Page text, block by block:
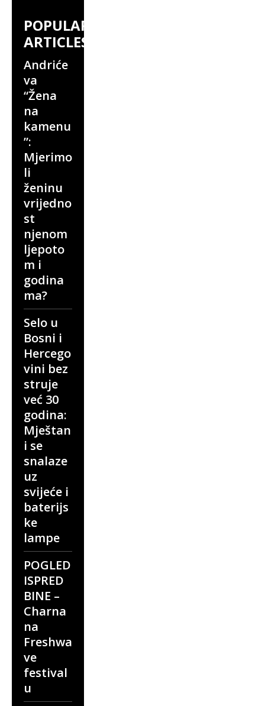
POPULAR
ARTICLES
Andriće
va
“Žena
na
kamenu
”:
Mjerimo
li
ženinu
vrijedno
st
njenom
ljepoto
m i
godina
ma?
Selo u
Bosni i
Hercego
vini bez
struje
već 30
godina:
Mještan
i se
snalaze
uz
svijeće i
baterijs
ke
lampe
POGLED
ISPRED
BINE –
Charna
na
Freshwa
ve
festival
u